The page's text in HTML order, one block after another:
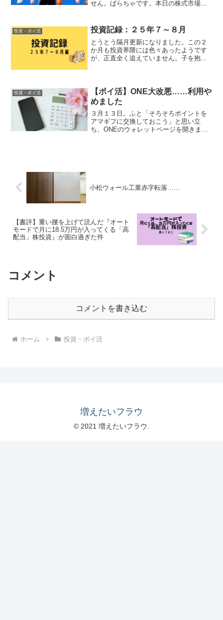
せん。ばらちゃです。本日の株式市場大
（８０３１）。ばらちゃどうして２０株
しか持っていないんですか？...
投資・ポイ活 投資記録：２５年７～８月
とうとう隔月更新になりました。この２
か月も投資界隈には色々あったようです
が、正直全く追えていません。子を抱え
た７月に関しては一切取引...
投資・ポイ活
【ポイ活】ONE大改悪……利用や
めました
３月１３日。ふと「そろそろポイントを
アマギフに交換しておこう」と思い立
ち、ONEのウォレットページを開きまし
小松ウォール工業赤字転落……
【書評】重い腰を上げて読んだ『オート
モードで月に18.5万円が入ってくる「高
配当」株投資』が面白過ぎた件
コメント
コメントを書き込む
ホーム 投資・ポイ活
増えたいフラウ
© 2021 増えたいフラウ.